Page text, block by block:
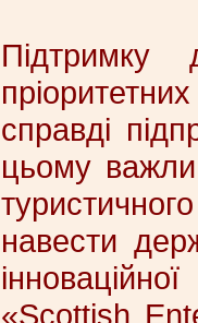
Підтримку
справді
цьому
навести
«Scottish